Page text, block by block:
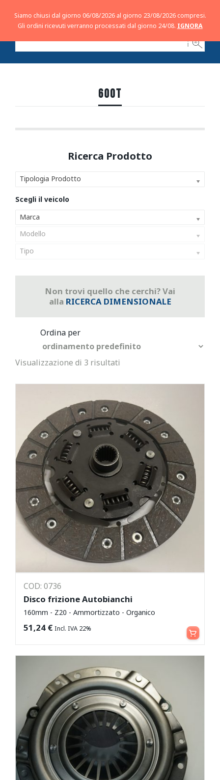
ℹ
600T
Tipologia Prodotto
Marca
Modello
Tipo
Non trovi quello che cerchi? Vai
alla RICERCA DIMENSIONALE
Visualizzazione di 3 risultati
COD: 0736
Disco frizione Autobianchi
160mm - Z20 - Ammortizzato - Organico
51,24 € Incl. IVA 22% Aggiungi al carrello
Siamo chiusi dal giorno 06/08/2026 al giorno 23/08/2026 compresi.
Gli ordini ricevuti verranno processati dal giorno 24/08. IGNORA